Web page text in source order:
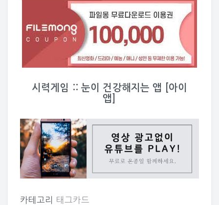
시력게임 :: 눈이 건강해지는 앱 [아이
앱]
카테고리 태그카드